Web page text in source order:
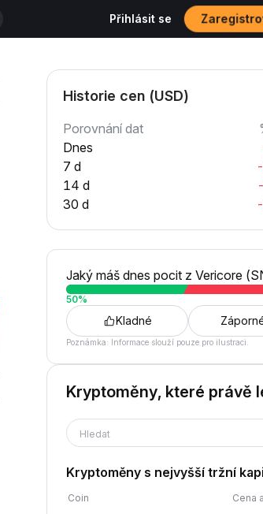
Přihlásit se
Historie cen (USD)
Porovnání dat
Dnes
7 d
14 d
30 d
Jaký máš dnes pocit z Vericore
50%
Kladné
Poznámka: Informace slouží pouze pro ilustraci.
Kryptoměny, které právě
Hledat
Kryptoměny s nejvyšší tržní
Coin Cena